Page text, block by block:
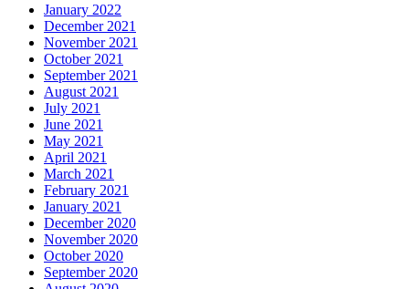
January 2022
December 2021
November 2021
October 2021
September 2021
August 2021
July 2021
June 2021
May 2021
April 2021
March 2021
February 2021
January 2021
December 2020
November 2020
October 2020
September 2020